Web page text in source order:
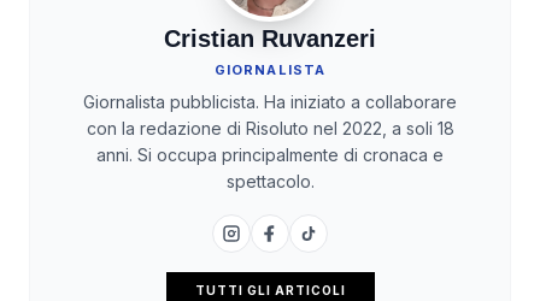
Cristian Ruvanzeri
GIORNALISTA
Giornalista pubblicista. Ha iniziato a collaborare
con la redazione di Risoluto nel 2022, a soli 18
anni. Si occupa principalmente di cronaca e
spettacolo.
TUTTI GLI ARTICOLI